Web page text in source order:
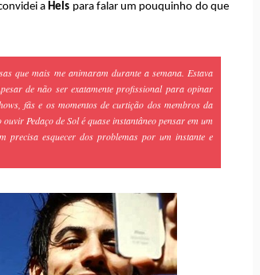
aHels para falar um pouquinho do que
que mais me animaram durante a semana. Estava
de não ser exatamente profissional para opinar
fãs e os momentos de curtição dos membros da
Pedaço de Sol é quase instantâneo pensar em um
precisa esquecer dos problemas por um instante e